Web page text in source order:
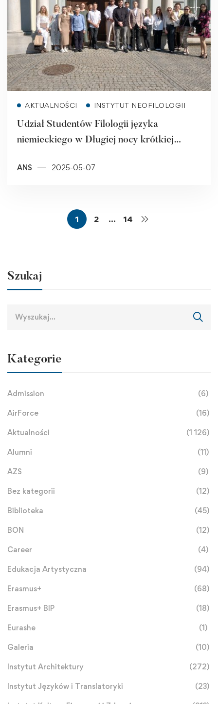
AKTUALNOŚCI INSTYTUT NEOFILOLOGII
Udział Studentów Filologii języka
niemieckiego w Długiej nocy krótkiej
Śląski w Opawie
ANS 2025-05-07
1 2 … 14
Szukaj
Kategorie
Admission (6)
AirForce (16)
Aktualności (1 126)
Alumni (11)
AZS (9)
Bez kategorii (12)
Biblioteka (45)
BON (12)
Career (4)
Edukacja Artystyczna (94)
Erasmus+ (68)
Erasmus+ BIP (18)
Eurashe (1)
Galeria (10)
Instytut Architektury (272)
Instytut Języków i Translatoryki (23)